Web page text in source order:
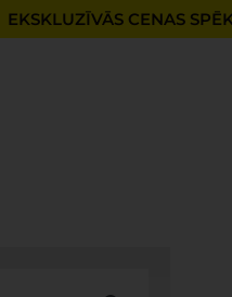
EKSKLUZĪVĀS CENAS